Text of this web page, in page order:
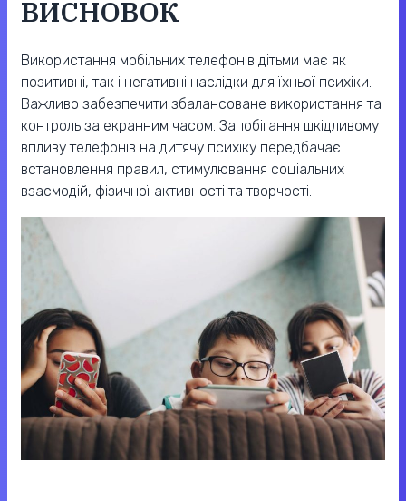
ВИСНОВОК
Використання мобільних телефонів дітьми має як
позитивні, так і негативні наслідки для їхньої психіки.
Важливо забезпечити збалансоване використання та
контроль за екранним часом. Запобігання шкідливому
впливу телефонів на дитячу психіку передбачає
встановлення правил, стимулювання соціальних
взаємодій, фізичної активності та творчості.